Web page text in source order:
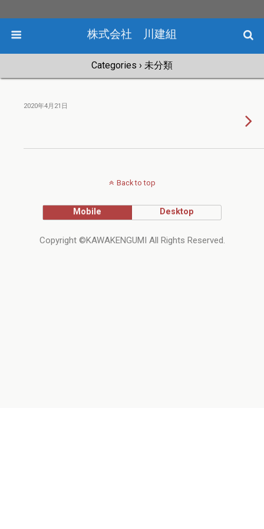
株式会社 川建組
Categories › 未分類
2020年4月21日
Back to top
Mobile Desktop
Copyright ©KAWAKENGUMI All Rights Reserved.